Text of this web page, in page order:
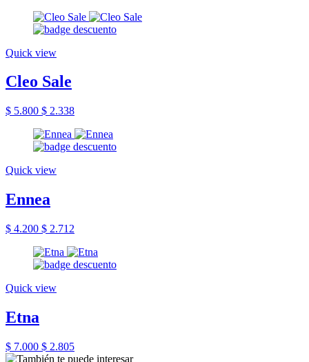
Quick view
Cleo Sale
$ 5.800 $ 2.338
Quick view
Ennea
$ 4.200 $ 2.712
Quick view
Etna
$ 7.000 $ 2.805